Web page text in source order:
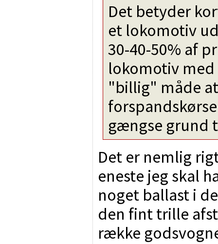
Det betyder
et lokomotiv
30-40-50% af
lokomotiv
"billig" måde
gængse grund
Det er nemlig
eneste jeg skal
noget ballast i
den fint trille
række